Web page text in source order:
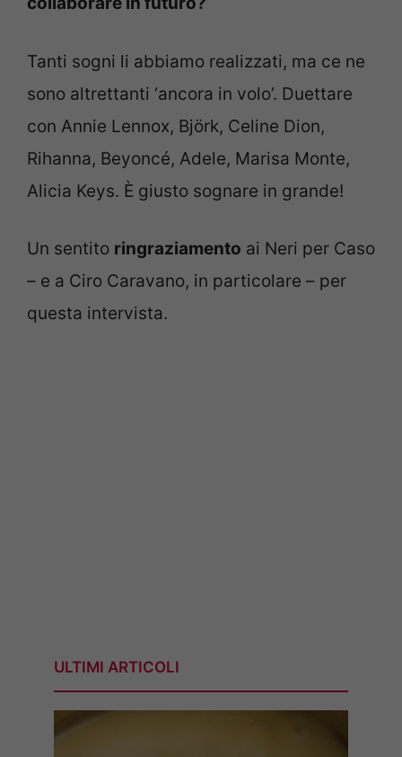
Tanti sogni li abbiamo realizzati, ma ce ne
sono altrettanti ‘ancora in volo’. Duettare
con Annie Lennox, Björk, Celine Dion,
Rihanna, Beyoncé, Adele, Marisa Monte,
Alicia Keys. È giusto sognare in grande!
Un sentito ringraziamento ai Neri per Caso
– e a Ciro Caravano, in particolare – per
questa intervista.
ULTIMI ARTICOLI